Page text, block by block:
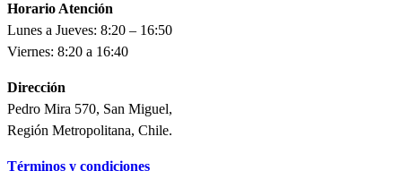
Horario Atención
Lunes a Jueves: 8:20 – 16:50
Viernes: 8:20 a 16:40
Dirección
Pedro Mira 570, San Miguel,
Región Metropolitana, Chile.
Términos y condiciones